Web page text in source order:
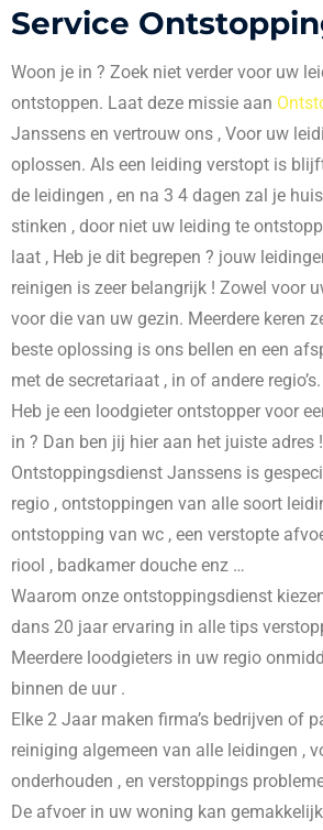
Service
Woon je in ? Zoek niet verder voor uw
ontstoppen. Laat deze missie aan
Janssens en vertrouw ons , Voor uw
oplossen. Als een leiding verstopt is
de leidingen , en na 3 4 dagen zal je
stinken , door niet uw leiding te
laat , Heb je dit begrepen ? jouw
reinigen is zeer belangrijk ! Zowel voor
voor die van uw gezin. Meerdere keren
beste oplossing is ons bellen en een
met de secretariaat , in of andere regio’s.
Heb je een loodgieter ontstopper voor
in ? Dan ben jij hier aan het juiste adres
Ontstoppingsdienst Janssens is
regio , ontstoppingen van alle soort
ontstopping van wc , een verstopte
riool , badkamer douche enz …
Waarom onze ontstoppingsdienst
dans 20 jaar ervaring in alle tips
Meerdere loodgieters in uw regio
binnen de uur .
Elke 2 Jaar maken firma’s bedrijven of
reiniging algemeen van alle leidingen ,
onderhouden , en verstoppings
De afvoer in uw woning kan